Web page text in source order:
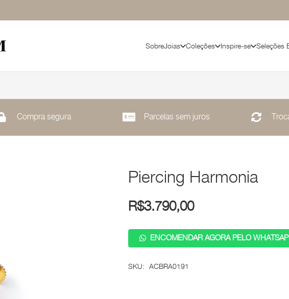
SobreJoias Coleções Inspire-se Seleções
Compra segura Parcelas sem juros
Piercing Harmonia
R$3.790,00
ENCOMENDAR AGORA PELO
SKU: ACBRA0191